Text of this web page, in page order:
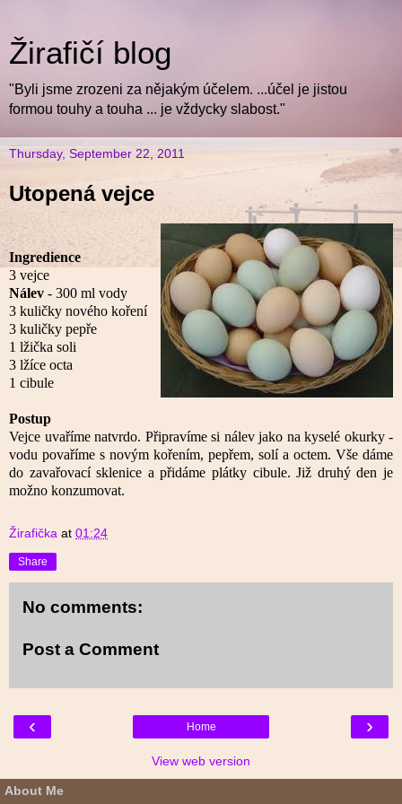
Žirafičí blog
"Byli jsme zrozeni za nějakým účelem. ...účel je jistou
formou touhy a touha ... je vždycky slabost."
Thursday, September 22, 2011
Utopená vejce
Ingredience
3 vejce
Nálev - 300 ml vody
3 kuličky nového koření
3 kuličky pepře
1 lžička soli
3 lžíce octa
1 cibule
Postup
Vejce uvaříme natvrdo. Připravíme si nálev jako na kyselé okurky -
vodu povaříme s novým kořením, pepřem, solí a octem. Vše dáme
do zavařovací sklenice a přidáme plátky cibule. Již druhý den je
možno konzumovat.
Žirafička at 01:24
Share
No comments:
Post a Comment
‹ ›
Home
View web version
About Me